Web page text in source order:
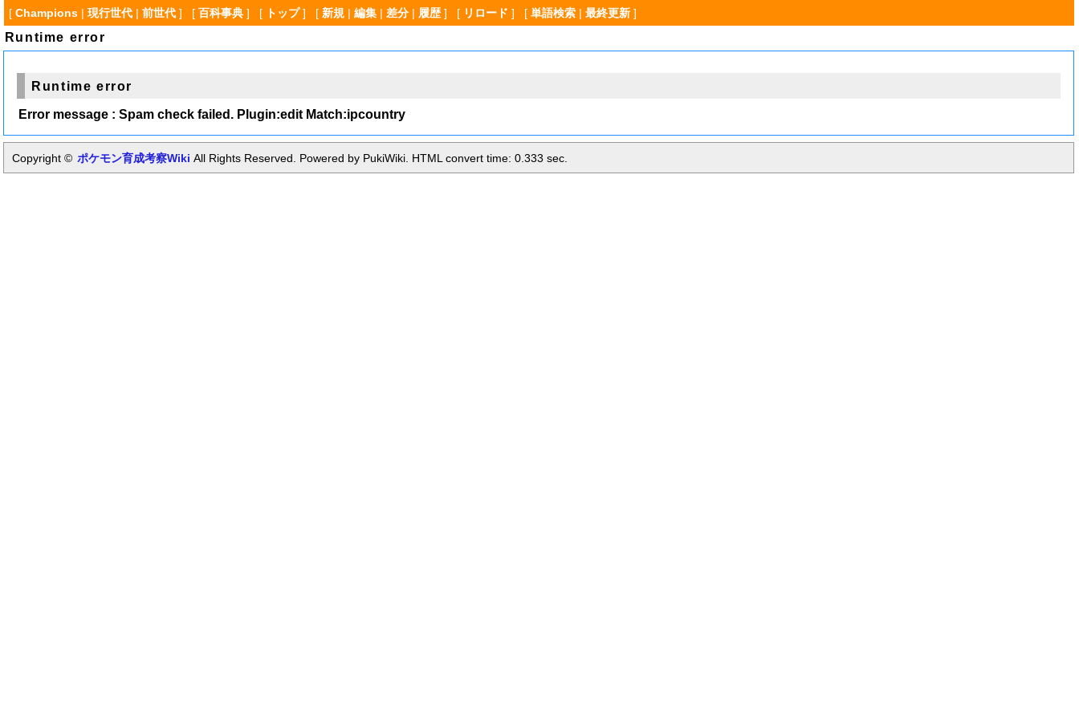
[ Champions| 現行世代| 前世代] [ 百科事典] [ トップ] [ 新規| 編集| 差分| 履歴] [ リロード ] [ 単語検索| 最終更新]
Runtime error
Runtime error
Error message : Spam check failed. Plugin:edit Match:ipcountry
Copyright © ポケモン育成考察Wiki All Rights Reserved. Powered by PukiWiki. HTML convert time: 0.333 sec.